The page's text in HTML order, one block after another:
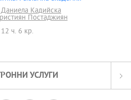
Кадийска
Постаджиян
12 ч. 6 кр.
УСЛУГИ